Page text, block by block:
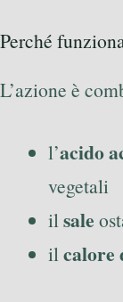
Perché
L’azione è
l’acido
vegetali
ilsale
ilcalore